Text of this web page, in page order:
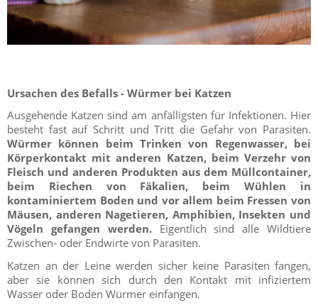
Ursachen des Befalls - Würmer bei Katzen
Ausgehende Katzen sind am anfälligsten für Infektionen. Hier
besteht fast auf Schritt und Tritt die Gefahr von Parasiten.
Würmer können beim Trinken von Regenwasser, bei
Körperkontakt mit anderen Katzen, beim Verzehr von
Fleisch und anderen Produkten aus dem Müllcontainer,
beim Riechen von Fäkalien, beim Wühlen in
kontaminiertem Boden und vor allem beim Fressen von
Mäusen, anderen Nagetieren, Amphibien, Insekten und
Vögeln gefangen werden.Eigentlich sind alle Wildtiere
Zwischen- oder Endwirte von Parasiten.
Katzen an der Leine werden sicher keine Parasiten fangen,
aber sie können sich durch den Kontakt mit infiziertem
Wasser oder Boden Würmer einfangen.